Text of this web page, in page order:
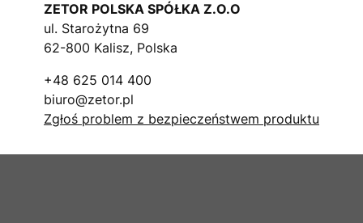
ZETOR POLSKA SPÓŁKA Z.O.O
ul. Starożytna 69
62-800 Kalisz, Polska
+48 625 014 400
biuro@zetor.pl
Zgłoś problem z bezpieczeństwem produktu